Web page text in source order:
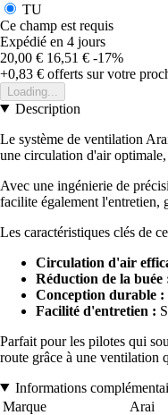
TU
Ce champ est requis
Expédié en 4 jours
20,00 € 16,51 € -17%
+0,83 € offerts sur votre
Loading...
Description
Le système de ventilation
une circulation d'air optimale,
Avec une ingénierie de
facilite également l'entretien,
Les caractéristiques clés de
Circulation d'air
Réduction de la buée
Conception durable :
Facilité d'entretien :
Parfait pour les pilotes qui
route grâce à une ventilation
Informations
Marque
Arai